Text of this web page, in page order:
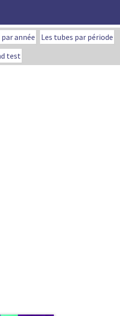
année
Les tubes par période
test